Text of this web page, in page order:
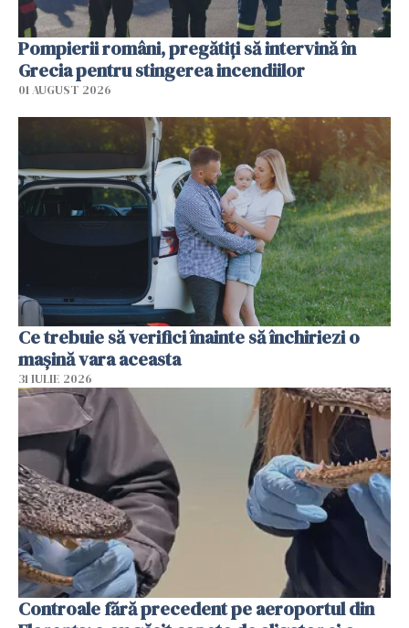
Pompierii români, pregătiţi să intervină în
Grecia pentru stingerea incendiilor
01 AUGUST 2026
Ce trebuie să verifici înainte să închiriezi o
mașină vara aceasta
31 IULIE 2026
Controale fără precedent pe aeroportul din